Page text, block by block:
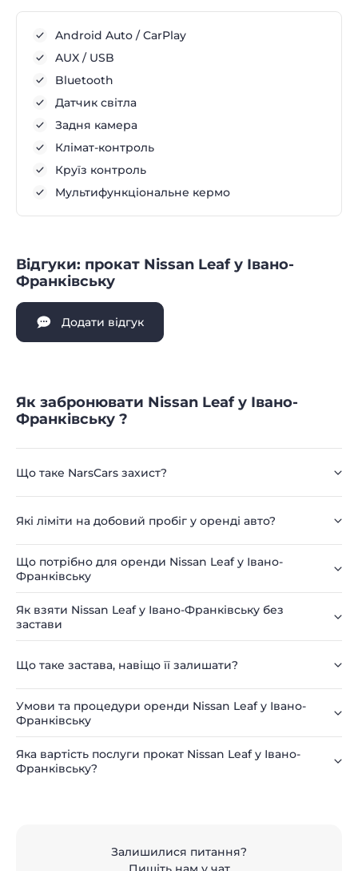
Android Auto / CarPlay
AUX / USB
Bluetooth
Датчик світла
Задня камера
Клімат-контроль
Круїз контроль
Мультифункціональне кермо
Відгуки: прокат Nissan Leaf у Івано-
Франківську
Додати відгук
Як забронювати Nissan Leaf у Івано-
Франківську ?
Що таке NarsCars захист?
Які ліміти на добовий пробіг у оренді авто?
Що потрібно для оренди Nissan Leaf у Івано-
Франківську
Як взяти Nissan Leaf у Івано-Франківську без
застави
Що таке застава, навіщо її залишати?
Умови та процедури оренди Nissan Leaf у Івано-
Франківську
Яка вартість послуги прокат Nissan Leaf у Івано-
Франківську?
Залишилися питання?